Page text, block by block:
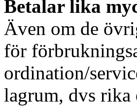
Betalar lika
Även om de
för
ordination/
lagrum, dvs rika